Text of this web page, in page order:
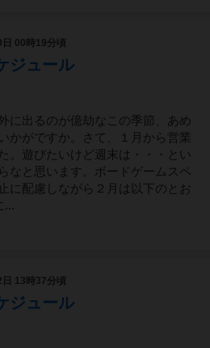
00時19分頃
ジュール
に出るのが億劫なこの季節、あめ
かがですか。さて、１月から営業
。遊びたいけど週末は・・・とい
なと思います。ボードゲームスペ
に配慮しながら２月は以下のとお
...
13時37分頃
ジュール